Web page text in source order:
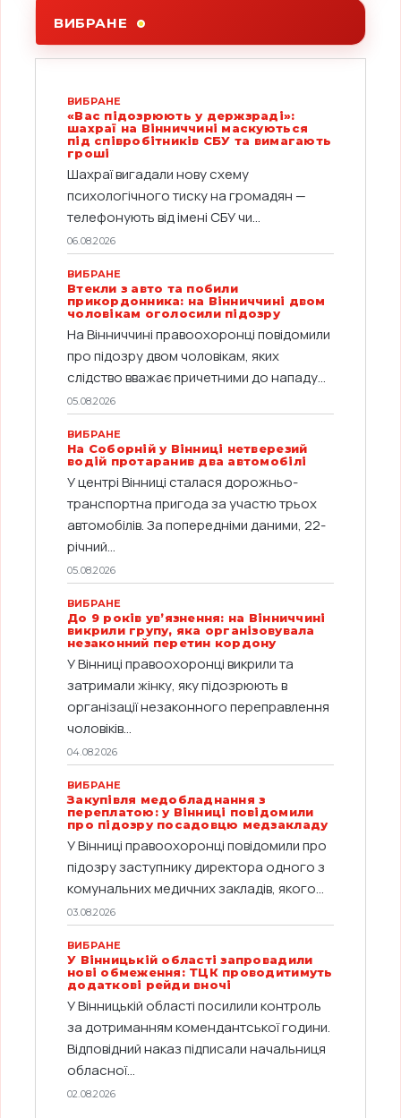
ВИБРАНЕ
ВИБРАНЕ
«Вас підозрюють у держзраді»:
шахраї на Вінниччині маскуються
під співробітників СБУ та вимагають
гроші
Шахраї вигадали нову схему
психологічного тиску на громадян —
телефонують від імені СБУ чи...
06.08.2026
ВИБРАНЕ
Втекли з авто та побили
прикордонника: на Вінниччині двом
чоловікам оголосили підозру
На Вінниччині правоохоронці повідомили
про підозру двом чоловікам, яких
слідство вважає причетними до нападу...
05.08.2026
ВИБРАНЕ
На Соборній у Вінниці нетверезий
водій протаранив два автомобілі
У центрі Вінниці сталася дорожньо-
транспортна пригода за участю трьох
автомобілів. За попередніми даними, 22-
річний...
05.08.2026
ВИБРАНЕ
До 9 років ув’язнення: на Вінниччині
викрили групу, яка організовувала
незаконний перетин кордону
У Вінниці правоохоронці викрили та
затримали жінку, яку підозрюють в
організації незаконного переправлення
чоловіків...
04.08.2026
ВИБРАНЕ
Закупівля медобладнання з
переплатою: у Вінниці повідомили
про підозру посадовцю медзакладу
У Вінниці правоохоронці повідомили про
підозру заступнику директора одного з
комунальних медичних закладів, якого...
03.08.2026
ВИБРАНЕ
У Вінницькій області запровадили
нові обмеження: ТЦК проводитимуть
додаткові рейди вночі
У Вінницькій області посилили контроль
за дотриманням комендантської години.
Відповідний наказ підписали начальниця
обласної...
02.08.2026